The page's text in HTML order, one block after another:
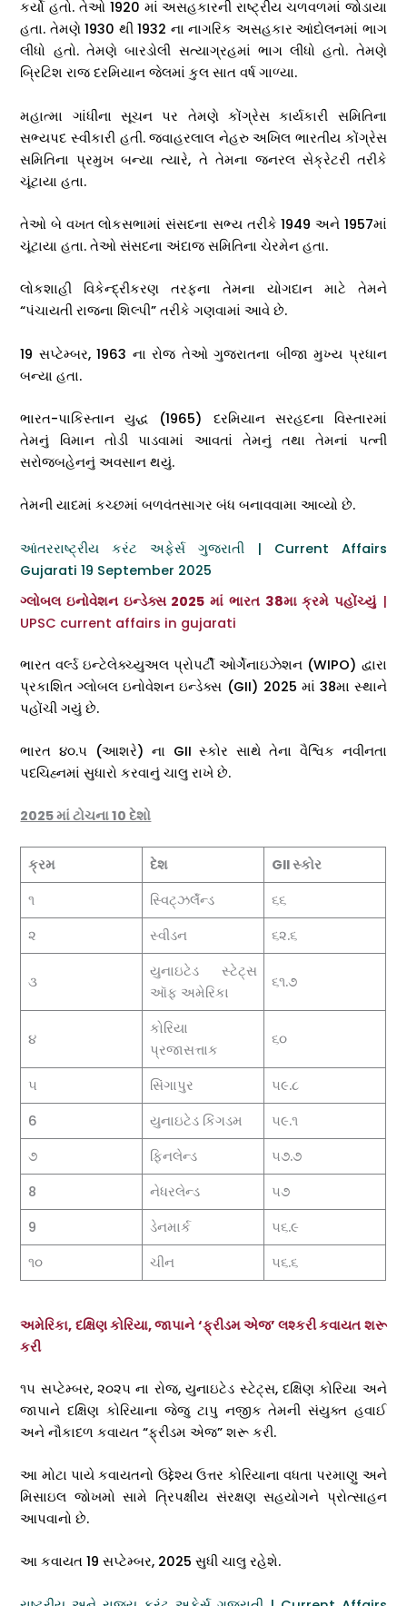
કર્યો હતો. તેઓ 1920 માં અસહકારની રાષ્ટ્રીય ચળવળમાં જોડાયા
હતા. તેમણે 1930 થી 1932 ના નાગરિક અસહકાર આંદોલનમાં ભાગ
લીધો હતો. તેમણે બારડોલી સત્યાગ્રહમાં ભાગ લીધો હતો. તેમણે
બ્રિટિશ રાજ દરમિયાન જેલમાં કુલ સાત વર્ષ ગાળ્યા.
મહાત્મા ગાંધીના સૂચન પર તેમણે કોંગ્રેસ કાર્યકારી સમિતિના
સભ્યપદ સ્વીકારી હતી. જવાહરલાલ નેહરુ અખિલ ભારતીય કોંગ્રેસ
સમિતિના પ્રમુખ બન્યા ત્યારે, તે તેમના જનરલ સેક્રેટરી તરીકે
ચૂંટાયા હતા.
તેઓ બે વખત લોકસભામાં સંસદના સભ્ય તરીકે 1949 અને 1957માં
ચૂંટાયા હતા. તેઓ સંસદના અંદાજ સમિતિના ચેરમેન હતા.
લોકશાહી વિકેન્દ્રીકરણ તરફના તેમના યોગદાન માટે તેમને
“પંચાયતી રાજના શિલ્પી” તરીકે ગણવામાં આવે છે.
19 સપ્ટેમ્બર, 1963 ના રોજ તેઓ ગુજરાતના બીજા મુખ્ય પ્રધાન
બન્યા હતા.
ભારત-પાકિસ્તાન યુદ્ધ (1965) દરમિયાન સરહદના વિસ્તારમાં
તેમનું વિમાન તોડી પાડવામાં આવતાં તેમનું તથા તેમનાં પત્ની
સરોજબહેનનું અવસાન થયું.
તેમની યાદમાં કચ્છમાં બળવંતસાગર બંધ બનાવવામા આવ્યો છે.
આંતરરાષ્ટ્રીય કરંટ અફેર્સ ગુજરાતી | Current Affairs
Gujarati 19 September 2025
ગ્લોબલ ઇનોવેશન ઇન્ડેક્સ 2025 માં ભારત 38મા ક્રમે પહોંચ્યું|
UPSC current affairs in gujarati
ભારત વર્લ્ડ ઇન્ટેલેક્ચ્યુઅલ પ્રોપર્ટી ઓર્ગેનાઇઝેશન (WIPO) દ્વારા
પ્રકાશિત ગ્લોબલ ઇનોવેશન ઇન્ડેક્સ (GII) 2025 માં 38મા સ્થાને
પહોંચી ગયું છે.
ભારત ૪૦.૫ (આશરે) ના GII સ્કોર સાથે તેના વૈશ્વિક નવીનતા
પદચિહ્નમાં સુધારો કરવાનું ચાલુ રાખે છે.
2025 માં ટોચના 10 દેશો
ક્રમ દેશ GIIસ્કોર
૧
સ્વિટ્ઝર્લૅન્ડ
૬૬
૨
સ્વીડન ૬૨.૬
૩
યુનાઇટેડ સ્ટેટ્સ
ઑફ અમેરિકા
૬૧.૭
૪
કોરિયા
પ્રજાસત્તાક
૬૦
૫ સિંગાપુર
૫૯.૮
6
યુનાઇટેડ કિંગડમ
૫૯.૧
૭
ફિનલેન્ડ
૫૭.૭
8
નેધરલેન્ડ
૫૭
9
ડેનમાર્ક
૫૬.૯
૧૦
ચીન ૫૬.૬
અમેરિકા, દક્ષિણ કોરિયા, જાપાને ‘ફ્રીડમ એજ’ લશ્કરી કવાયત શરૂ
કરી
૧૫ સપ્ટેમ્બર, ૨૦૨૫ ના રોજ, યુનાઇટેડ સ્ટેટ્સ, દક્ષિણ કોરિયા અને
જાપાને દક્ષિણ કોરિયાના જેજુ ટાપુ નજીક તેમની સંયુક્ત હવાઈ
અને નૌકાદળ કવાયત “ફ્રીડમ એજ” શરૂ કરી.
આ મોટા પાયે કવાયતનો ઉદ્દેશ્ય ઉત્તર કોરિયાના વધતા પરમાણુ અને
મિસાઇલ જોખમો સામે ત્રિપક્ષીય સંરક્ષણ સહયોગને પ્રોત્સાહન
આપવાનો છે.
આ કવાયત 19 સપ્ટેમ્બર, 2025 સુધી ચાલુ રહેશે.